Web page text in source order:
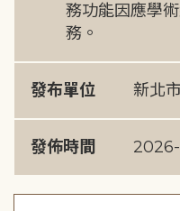
務功能因應學
務。
發布單位 新北
發佈時間